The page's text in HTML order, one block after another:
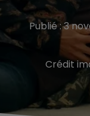
Publié : 3
Crédit